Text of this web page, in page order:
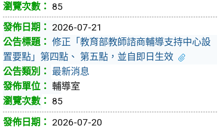
85
2026-07-21
修正「教育部教師諮商輔導支持中心設
置要點」第四點、 第五點，並自即日生效
最新消息
輔導室
85
2026-07-20